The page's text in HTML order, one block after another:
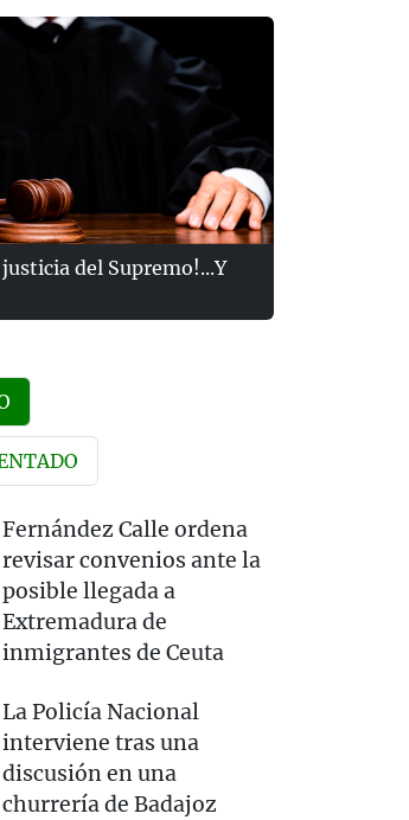
justicia del Supremo!...Y
Fernández Calle ordena
revisar convenios ante la
posible llegada a
Extremadura de
inmigrantes de Ceuta
La Policía Nacional
interviene tras una
discusión en una
churrería de Badajoz